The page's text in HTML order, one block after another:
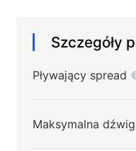
Szczegóły
Pływający spread
Maksymalna